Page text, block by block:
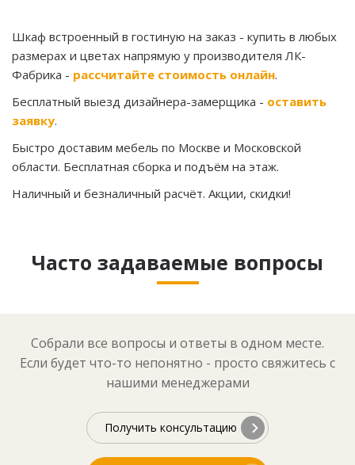
Шкаф встроенный в гостиную на заказ - купить в любых
размерах и цветах напрямую у производителя ЛК-
Фабрика - рассчитайте стоимость онлайн.
Бесплатный выезд дизайнера-замерщика - оставить
заявку.
Быстро доставим мебель по Москве и Московской
области. Бесплатная сборка и подъём на этаж.
Наличный и безналичный расчёт. Акции, скидки!
Часто задаваемые вопросы
Собрали все вопросы и ответы в одном месте.
Если будет что-то непонятно - просто свяжитесь с
нашими менеджерами
Получить консультацию